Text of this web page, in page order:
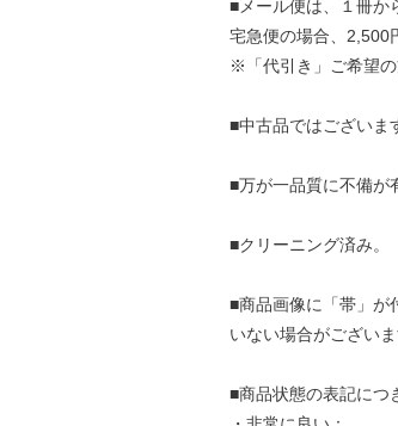
■メール便は、１冊か
宅急便の場合、2,500
※「代引き」ご希望の
■中古品ではございま
■万が一品質に不備が
■クリーニング済み。
■商品画像に「帯」が
いない場合がございま
■商品状態の表記につ